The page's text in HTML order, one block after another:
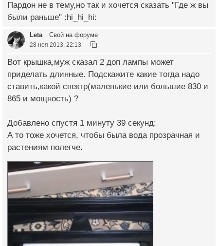
Пардон не в тему,но так и хочется сказать "Где ж вы
были раньше" :hi_hi_hi:
Leta Свой на форуме
28 ноя 2013, 22:13
Вот крышка,муж сказал 2 доп лампы может
приделать длинные. Подскажите какие тогда надо
ставить,какой спектр(маленькие или большие 830 и
865 и мощность) ?
Добавлено спустя 1 минуту 39 секунд:
А то тоже хочется, чтобы была вода прозрачная и
растениям полегче.